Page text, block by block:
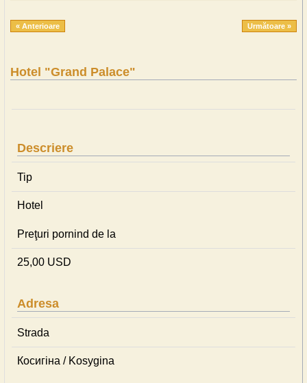
« Anterioare Următoare »
Hotel "Grand Palace"
Descriere
Tip
Hotel
Preţuri pornind de la
25,00 USD
Adresa
Strada
Косигіна / Kosygina